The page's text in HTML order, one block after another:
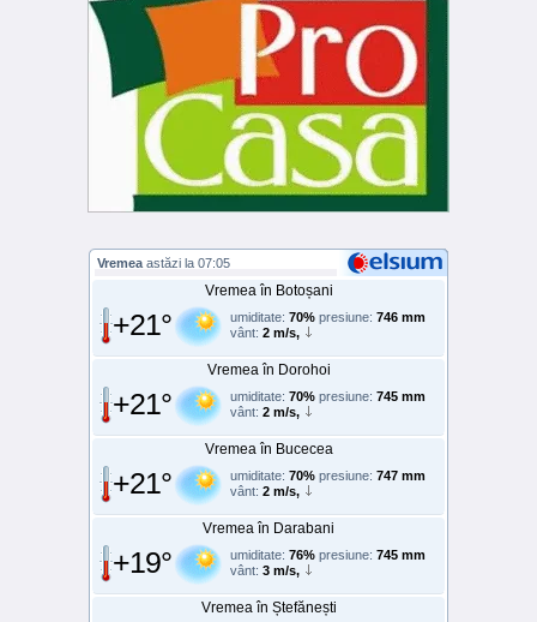
Vremea astăzi la 07:05
Vremea în Botoșani
+21° umiditate: 70% presiune: 746 mm
vânt: 2 m/s,
Vremea în Dorohoi
+21° umiditate: 70% presiune: 745 mm
vânt: 2 m/s,
Vremea în Bucecea
+21° umiditate: 70% presiune: 747 mm
vânt: 2 m/s,
Vremea în Darabani
+19° umiditate: 76% presiune: 745 mm
vânt: 3 m/s,
Vremea în Ștefănești